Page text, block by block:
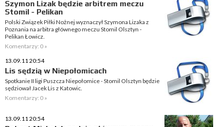
Szymon Lizak będzie arbitrem meczu
Stomil - Pelikan
Polski Związek Piłki Nożnej wyznaczył Szymona Lizaka z
Poznania na arbitra głównego meczu Stomil Olsztyn -
Pelikan Łowicz.
Komentarzy: 0 »
13.09.11 20:54
Lis sędzią w Niepołomicach
Spotkanie II ligi Puszcza Niepołomice - Stomil Olsztyn będzie
sędziował Jacek Lis z Katowic.
Komentarzy: 0 »
13.09.11 20:54